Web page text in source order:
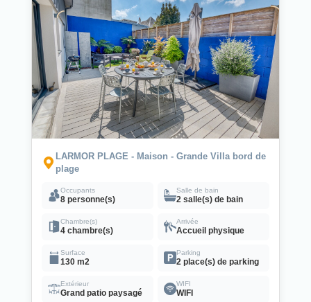
LARMOR PLAGE - Maison - Grande Villa bord de
plage
Occupants
8 personne(s)
Salle de bain
2 salle(s) de bain
Chambre(s)
4 chambre(s)
Arrivée
Accueil physique
Surface
130 m2
Parking
2 place(s) de parking
Extérieur
Grand patio paysagé
WIFI
WIFI